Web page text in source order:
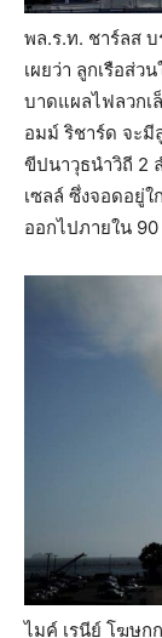
พล.ร.ท. ชาร์ลส
เผยว่า ลูกเรือส่
บาดแผลไฟลวกเ
อมม์ ริชาร์ด จะมี
ขีปนาวุธนำวิถี 2
เซลล์ ซึ่งจอดอยู่
ออกไปภายใน
ไมค์ เรนีย์ โฆษก